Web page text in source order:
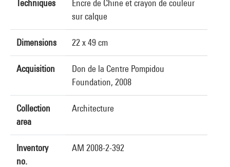
Techniques
Encre de Chine et crayon de couleur
sur calque
Dimensions 22 x 49 cm
Acquisition
Don de la Centre Pompidou
Foundation, 2008
Collection
area
Architecture
Inventory
no.
AM 2008-2-392